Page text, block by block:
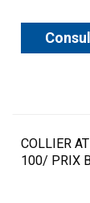
COLLIER
100/ PRIX